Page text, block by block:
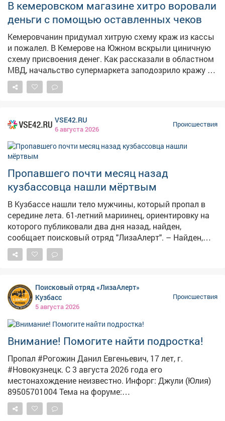
сказала представитель отряда. В сентябре, после
начала учебного года, ребята тоже часто сбегают, так
как пытаются "бороться с режимом". Как раз на днях
произошёл показательный случай. Трое подростков
сбежали из дома и отправились в невероятное
путешествие из Новокузнецка в соседний регион. Но
они сбились с пути и оказались в Юрге, где их
поймали росгвардейцы. Родителям после такого
"перформанса" детей грозят последствия: помимо
рублей их могут поставить на учёт ПДН.
В кемеровском магазине хитро воровали
деньги с помощью оставленных чеков
Кемеровчанин придумал хитрую схему краж из кассы
и пожалел. В Кемерове на Южном вскрыли циничную
схему присвоения денег. Как рассказали в областном
МВД, начальство супермаркета заподозрило кражу из
кассы и пожаловалось стражам порядка. Те провели
проверку и разоблачили хитреца. – Кемеровчанин,
возврат и присваивал денежные средства, – сказали
оставленные чеки, при этом покупатели не знали о
такой схеме. Добычей махинатора стало 9 000 рублей.
На кемеровчанина завели уголовное дело о
присвоении, ему грозит до шести лет колонии.
VSE42.RU
6 августа 2026
Происшествия
Пропавшего почти месяц назад
кузбассовца нашли мёртвым
В Кузбассе нашли тело мужчины, который пропал в
середине лета. 61-летний мариинец, ориентировку на
которого публиковали два дня назад, найден,
сообщает поисковый отряд "ЛизаАлерт". – Найден,
погиб, – гласит уведомление. Пропал мужчина ещё 15
июля. Обстоятельства трагедии волонтёры не
людях. 296 удалось найти живыми, 10 – погибшими,
семерых найти не удалось.
Поисковый отряд «ЛизаАлерт»
Кузбасс
5 августа 2026
Происшествия
Внимание! Помогите найти подростка!
Пропал #Рогожин Данил Евгеньевич, 17 лет, г.
#Новокузнецк. С 3 августа 2026 года его
местонахождение неизвестно. Инфорг: Джули (Юлия)
89505701004 Тема на форуме:
https://lizaalert.org/forum/viewtopic.php?t=371502
#ЛизаАлерт #ЛизаАлертКузбасс #ПропалЧеловек